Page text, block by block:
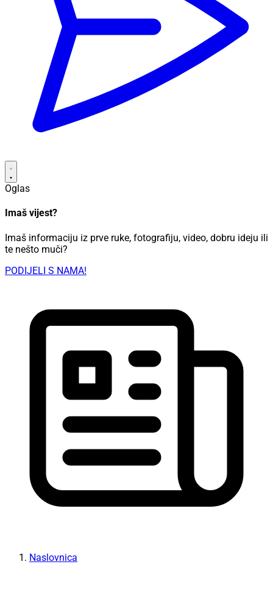
Oglas
Imaš vijest?
Imaš informaciju iz prve ruke, fotografiju, video, dobru ideju ili
te nešto muči?
PODIJELI S NAMA!
Naslovnica